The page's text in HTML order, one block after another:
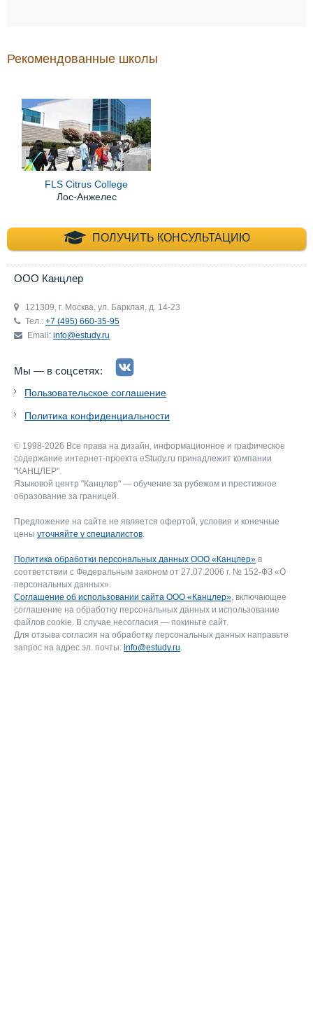
Рекомендованные школы
FLS Citrus College
Лос-Анжелес
ПОЛУЧИТЬ КОНСУЛЬТАЦИЮ
+7 (495) 660-35-
ООО Канцлер
121309, г. Москва, ул. Барклая, д. 14-23
Тел.: +7 (495) 660-35-95
Email: info@estudy.ru
Мы — в соцсетях:
Пользовательское соглашение
Политика конфиденциальности
© 1998-2026 Все права на дизайн, информационное и графическое
содержание интернет-проекта eStudy.ru принадлежит компании
"КАНЦЛЕР".
Языковой центр "Канцлер" — обучение за рубежом и престижное
образование за границей.
Предложение на сайте не является офертой, условия и конечные
цены уточняйте у специалистов.
Политика обработки персональных данных ООО «Канцлер» в
соответствии с Федеральным законом от 27.07.2006 г. № 152-ФЗ «О
персональных данных».
Соглашение об использовании сайта ООО «Канцлер», включающее
соглашение на обработку персональных данных и использование
файлов cookie. В случае несогласия — покиньте сайт.
Для отзыва согласия на обработку персональных данных направьте
запрос на адрес эл. почты: info@estudy.ru.